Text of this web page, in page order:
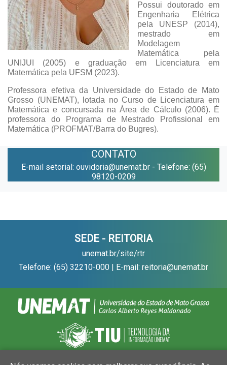
Possui doutorado em
Engenharia Elétrica
pela UNESP (2014),
mestrado em
Modelagem
Matemática pela
UNIJUI (2005) e graduação em Licenciatura em
Matemática pela UFSM (2023).
Professora efetiva da Universidade do Estado de Mato
Grosso (UNEMAT), lotada no Curso de Licenciatura em
Matemática e concursada na Área de Cálculo (2006). É
professora do Programa de Mestrado Profissional em
Matemática (PROFMAT/Barra do Bugres).
CONTATO
E-mail setorial: ouvidoria@unemat.br - Telefone: (65)
98120-0209
SEDE - REITORIA
unemat.br/site/rtr
Telefone: (65) 32210-000 | E-mail: reitoria@unemat.br